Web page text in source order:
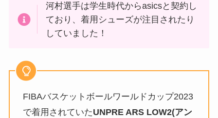
河村選手は学生時代からasicsと契約し
ており、着用シューズが注目されたり
していました！
FIBAバスケットボールワールドカップ2023
で着用されていたUNPRE ARS LOW2(アン